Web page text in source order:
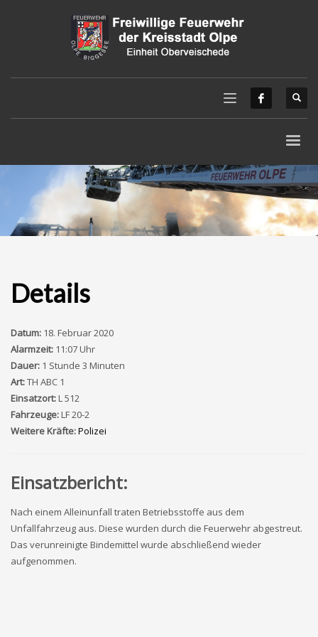
Details
Datum: 18. Februar 2020
Alarmzeit: 11:07 Uhr
Dauer: 1 Stunde 3 Minuten
Art:TH ABC 1
Einsatzort:L 512
Fahrzeuge:LF 20-2
Weitere Kräfte:Polizei
Einsatzbericht:
Nach einem Alleinunfall traten Betriebsstoffe aus dem
Unfallfahrzeug aus. Diese wurden durch die Feuerwehr abgestreut.
Das verunreinigte Bindemittel wurde abschließend wieder
aufgenommen.